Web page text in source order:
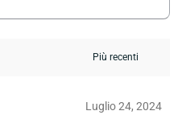
Luglio 24, 2024